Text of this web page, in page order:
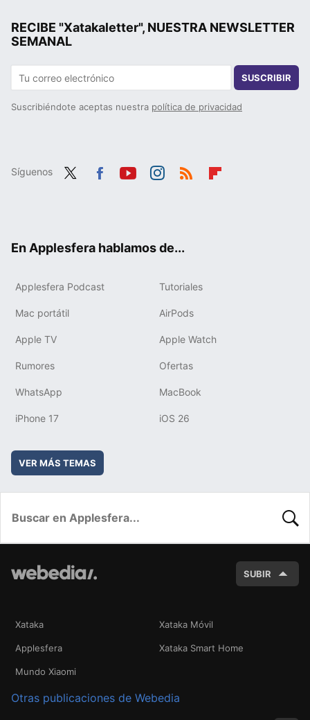
RECIBE "Xatakaletter", NUESTRA NEWSLETTER
SEMANAL
SUSCRIBIR
Suscribiéndote aceptas nuestra política de privacidad
Síguenos
En Applesfera hablamos de...
Applesfera Podcast Tutoriales
Mac portátil AirPods
Apple TV Apple Watch
Rumores Ofertas
WhatsApp MacBook
iPhone 17 iOS 26
VER MÁS TEMAS
SUBIR
Xataka Xataka Móvil
Applesfera Xataka Smart Home
Mundo Xiaomi
Otras publicaciones de Webedia